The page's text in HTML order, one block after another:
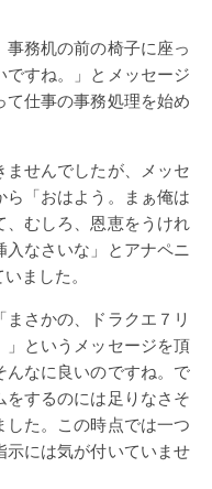
務机の前の椅子に座っ
すね。」とメッセージ
仕事の事務処理を始め
せんでしたが、メッセ
「おはよう。まぁ俺は
むしろ、恩恵をうけれ
なさいな」とアナペニ
ました。
さかの、ドラクエ７リ
」というメッセージを頂
んなに良いのですね。で
をするのには足りなさそ
た。この時点では一つ
には気が付いていませ